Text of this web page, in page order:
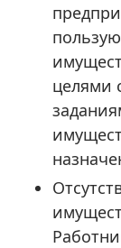
целями